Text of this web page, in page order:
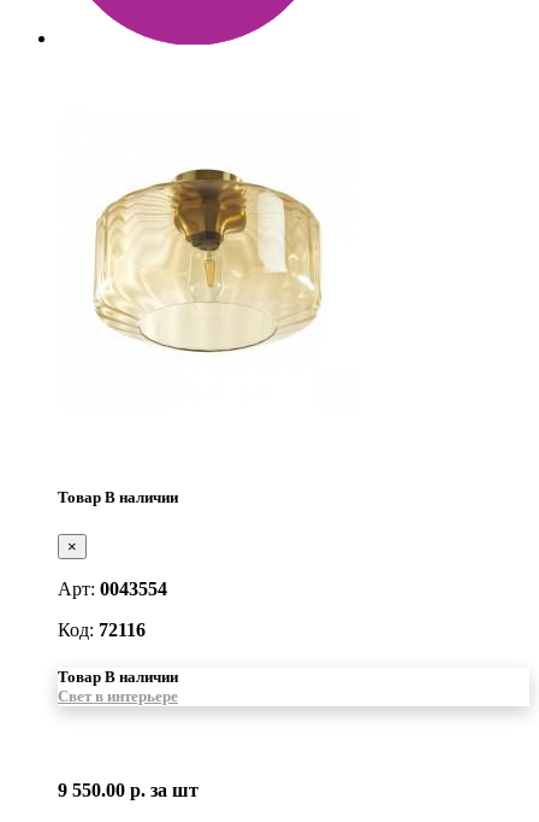
Товар В наличии
×
Арт: 0043554
Код: 72116
Товар В наличии
Свет в интерьере
9 550.00 р. за шт